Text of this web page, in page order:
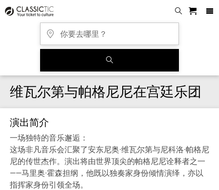
维瓦尔第与帕格尼尼在宫廷乐团
演出简介
一场独特的音乐邂逅：
这场非凡音乐会汇聚了安东尼奥·维瓦尔第与尼科洛·帕格尼
尼的传世杰作。演出将由世界顶尖的帕格尼尼诠释者之一
——马里奥·霍森担纲，他既以独奏家身份倾情演绎，亦以
指挥家身份引领全场。